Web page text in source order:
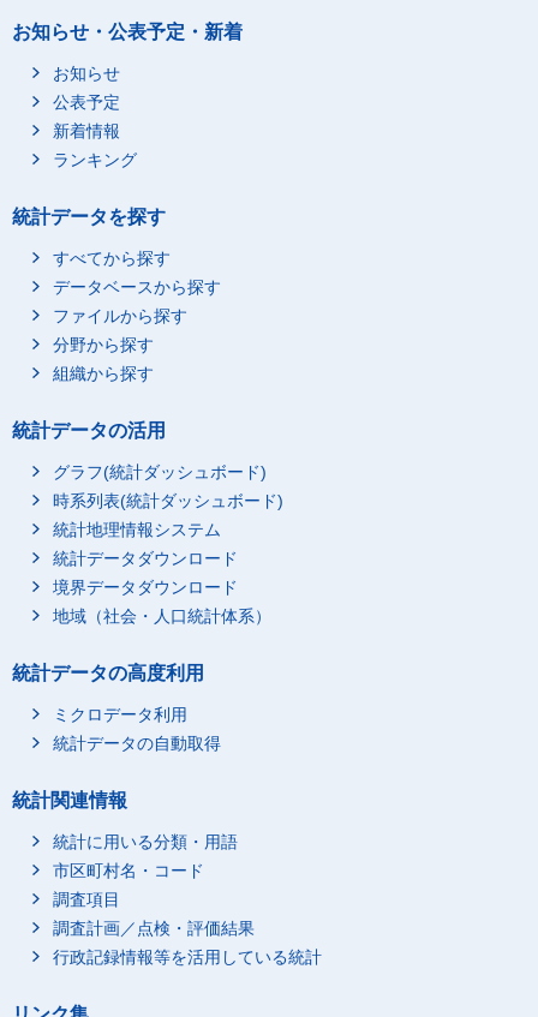
お知らせ・公表予定・新着
お知らせ
公表予定
新着情報
ランキング
統計データを探す
すべてから探す
データベースから探す
ファイルから探す
分野から探す
組織から探す
統計データの活用
グラフ(統計ダッシュボード)
時系列表(統計ダッシュボード)
統計地理情報システム
統計データダウンロード
境界データダウンロード
地域（社会・人口統計体系）
統計データの高度利用
ミクロデータ利用
統計データの自動取得
統計関連情報
統計に用いる分類・用語
市区町村名・コード
調査項目
調査計画／点検・評価結果
行政記録情報等を活用している統計